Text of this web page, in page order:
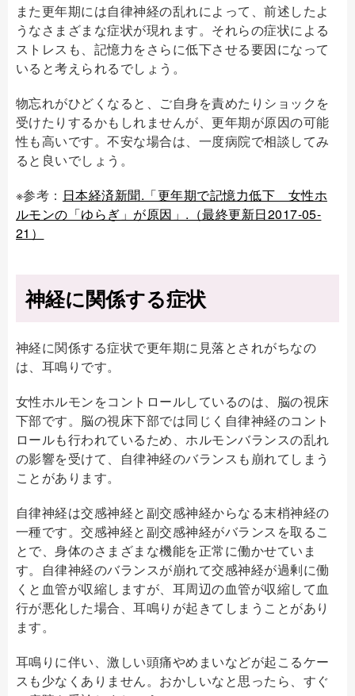
また更年期には自律神経の乱れによって、前述したよ
うなさまざまな症状が現れます。それらの症状による
ストレスも、記憶力をさらに低下させる要因になって
いると考えられるでしょう。
物忘れがひどくなると、ご自身を責めたりショックを
受けたりするかもしれませんが、更年期が原因の可能
性も高いです。不安な場合は、一度病院で相談してみ
ると良いでしょう。
※参考： 日本経済新聞.「更年期で記憶力低下 女性ホ
ルモンの「ゆらぎ」が原因」.（最終更新日2017-05-
21）
神経に関係する症状
神経に関係する症状で更年期に見落とされがちなの
は、耳鳴りです。
女性ホルモンをコントロールしているのは、脳の視床
下部です。脳の視床下部では同じく自律神経のコント
ロールも行われているため、ホルモンバランスの乱れ
の影響を受けて、自律神経のバランスも崩れてしまう
ことがあります。
自律神経は交感神経と副交感神経からなる末梢神経の
一種です。交感神経と副交感神経がバランスを取るこ
とで、身体のさまざまな機能を正常に働かせていま
す。自律神経のバランスが崩れて交感神経が過剰に働
くと血管が収縮しますが、耳周辺の血管が収縮して血
行が悪化した場合、耳鳴りが起きてしまうことがあり
ます。
耳鳴りに伴い、激しい頭痛やめまいなどが起こるケー
スも少なくありません。おかしいなと思ったら、すぐ